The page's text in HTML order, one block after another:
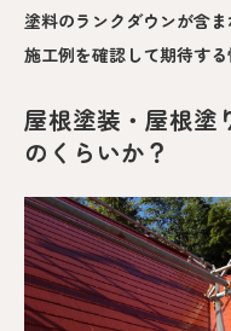
塗料のランクダウンが含
施工例を確認して期待す
屋根塗装・屋根塗
のくらいか？